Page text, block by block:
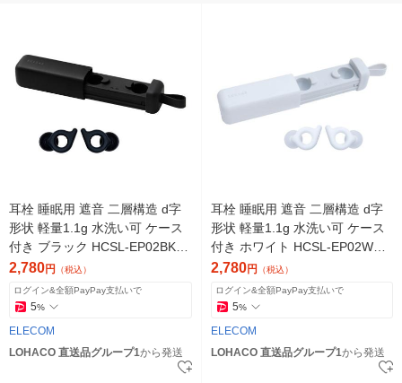
耳栓 睡眠用 遮音 二層構造 d字
形状 軽量1.1g 水洗い可 ケース
付き ブラック HCSL-EP02BK
エレコム 1個（直送品）
2,780円 （税込）
ログイン&全額PayPay支払いで
5%
ELECOM
LOHACO 直送品グループ1から発送
耳栓 睡眠用 遮音 二層構造 d字
形状 軽量1.1g 水洗い可 ケース
付き ホワイト HCSL-EP02WH
エレコム 1個（直送品）
2,780円 （税込）
ログイン&全額PayPay支払いで
5%
ELECOM
LOHACO 直送品グループ1から発送